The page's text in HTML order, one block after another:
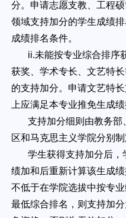
分。申请志愿支教、工程
领域支持加分的学生成绩
成绩排名条件。
ii.未能按专业综合排序
获奖、学术专长、文艺特
的支持加分。申请文艺特
上应满足本专业推免生成绩
支持加分细则由教务
区和马克思主义学院分别
学生获得支持加分后
绩加和后重新计算该生成
不低于在学院选拔中按专
最低综合排名，则支持加